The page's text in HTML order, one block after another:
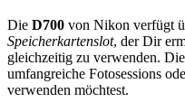
Die D700 von Nikon verfügt
Speicherkartenslot, der Dir
gleichzeitig zu verwenden.
umfangreiche Fotosessions
verwenden möchtest.